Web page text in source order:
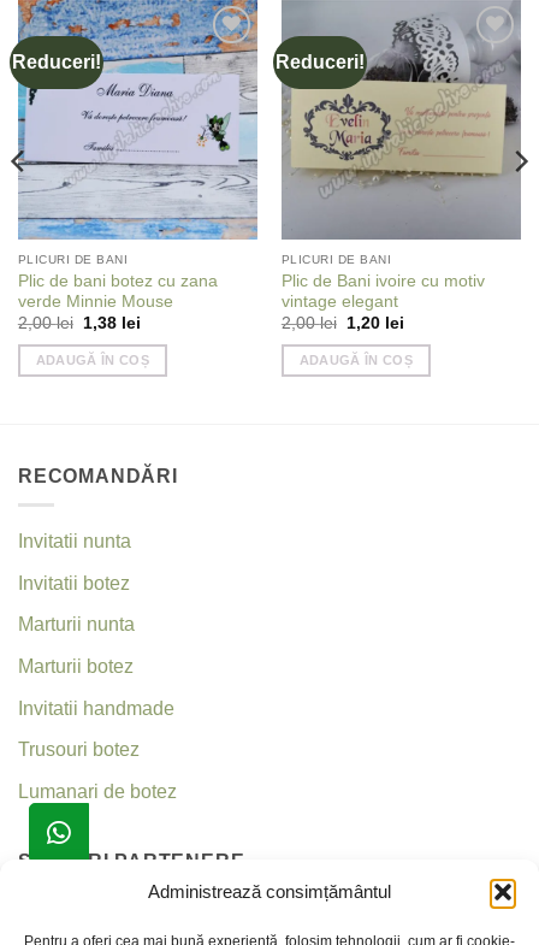
Administrează consimțământul
Reduceri!
Add to
wishlist
PLICURI DE BANI
Plic de bani botez cu zana
verde Minnie Mouse
2,00lei
Prețul
a
fost:
1,38 leiPrețul
este:
1,38 lei.
ADAUGĂ ÎN COȘ
Reduceri!
Add to
wishlist
PLICURI DE BANI
Plic de Bani ivoire cu motiv
vintage elegant
2,00lei
Prețul
a
fost:
1,20 leiPrețul
este:
1,20 lei.
ADAUGĂ ÎN COȘ
RECOMANDĂRI
Invitatii nunta
Invitatii botez
Marturii nunta
Marturii botez
Invitatii handmade
Trusouri botez
Lumanari de botez
SITE-URI PARTENERE